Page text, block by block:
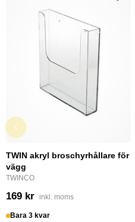
TWIN akryl broschyrhållare för
vägg
TWINCO
169 kr inkl. moms
Bara 3 kvar